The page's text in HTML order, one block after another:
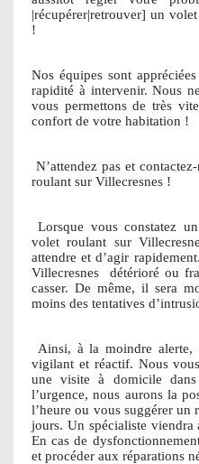
|récupérer|retrouver] un
!
Nos équipes sont
rapidité à intervenir. Nous
vous permettons de très
confort de votre habitation !
N’attendez pas et
roulant sur Villecresnes !
Lorsque vous constatez
volet roulant sur
attendre et d’agir
Villecresnes
détérioré ou
casser. De même, il sera
moins des tentatives
Ainsi, à la moindre alerte,
vigilant et réactif. Nous
une visite à domicile
l’urgence, nous aurons la
l’heure ou vous suggérer un
jours. Un spécialiste
En cas de
et procéder aux réparations